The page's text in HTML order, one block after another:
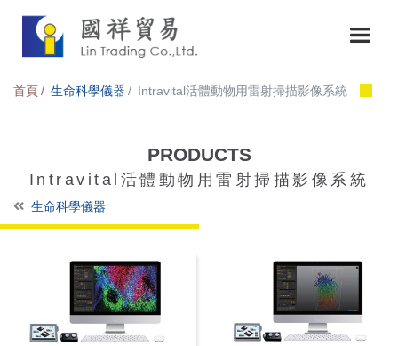
首頁 生命科學儀器 Intravital活體動物用雷射掃描影像系統
PRODUCTS
Intravital活體動物用雷射掃描影像系統
生命科學儀器